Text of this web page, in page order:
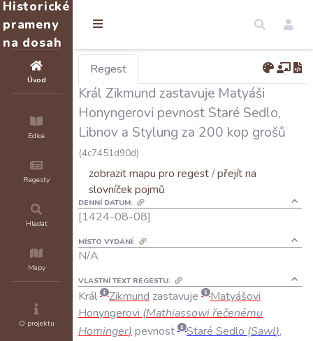
Historické
prameny
na dosah
Úvod
Edice
Regesty
Hledat
Mapy
O projektu
Regest
Král Zikmund zastavuje Matyáši
Honyngerovi pevnost Staré Sedlo,
Libnov a Stylung za 200 kop grošů
(4c7451d90d)
zobrazit mapu pro regest/přejít na
slovníček pojmů
DENNÍ DATUM:
[1424-08-08]
MÍSTO VYDÁNÍ:
N/A
VLASTNÍ TEXT REGESTU:
Král Zikmund zastavuje
Matyášovi
Honyngerovi (Mathiassowiřečenému
Hominger) pevnost Staré Sedlo (Sawl),